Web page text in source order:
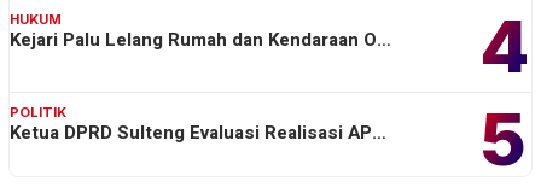
4
HUKUM
Kejari Palu Lelang Rumah dan Kendaraan O…
5
POLITIK
Ketua DPRD Sulteng Evaluasi Realisasi AP…